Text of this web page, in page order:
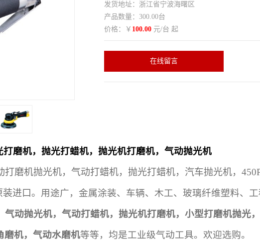
发货地址：浙江省宁波海曙区
产品数量：300.00台
价格：￥ 100.00 元/台 起
在线留言
磨机，抛光打蜡机，抛光机打磨机，气动抛光机
打磨机抛光机，气动打蜡机，抛光打蜡机，汽车抛光机，
进口。 用途广，金属涂装、车辆、 木工、玻璃纤维塑料、工
气动抛光机，气动打蜡机，抛光机打磨机，小型打磨机抛光
磨机，气动水磨机等等，均是工业级气动工具。欢迎选购。